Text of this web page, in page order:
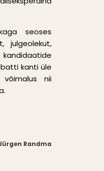
seoses
julgeolekut,
kanti üle
nii
Randma